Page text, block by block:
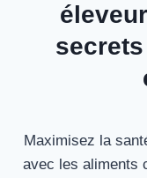
Maximisez la
avec les aliments